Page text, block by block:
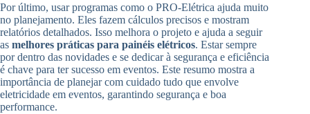
Por último, usar programas como o PRO-Elétrica ajuda muito
no planejamento. Eles fazem cálculos precisos e mostram
relatórios detalhados. Isso melhora o projeto e ajuda a seguir
as melhores práticas para painéis elétricos. Estar sempre
por dentro das novidades e se dedicar à segurança e eficiência
é chave para ter sucesso em eventos. Este resumo mostra a
importância de planejar com cuidado tudo que envolve
eletricidade em eventos, garantindo segurança e boa
performance.